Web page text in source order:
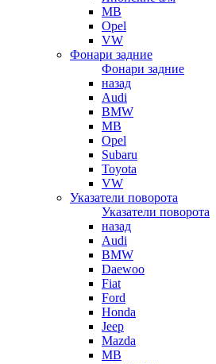
MB
Opel
VW
Фонари задние
Фонари задние
назад
Audi
BMW
MB
Opel
Subaru
Toyota
VW
Указатели поворота
Указатели поворота
назад
Audi
BMW
Daewoo
Fiat
Ford
Honda
Jeep
Mazda
MB